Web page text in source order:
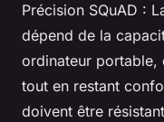
Précision SQuAD :
dépend de la
ordinateur portable,
tout en restant
doivent être